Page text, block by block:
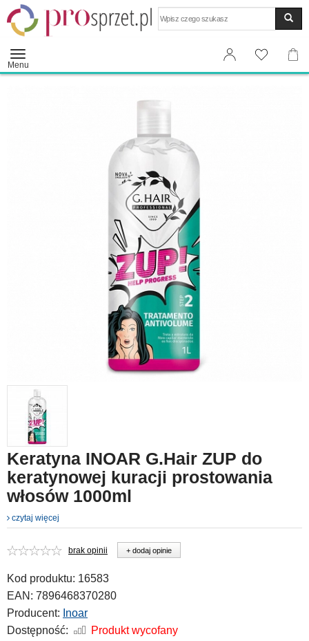
Menu
Keratyna INOAR G.Hair ZUP do
keratynowej kuracji prostowania
włosów 1000ml
czytaj więcej
brak opinii + dodaj opinie
Kod produktu: 16583
EAN: 7896468370280
Producent: Inoar
Dostępność:
Produkt wycofany